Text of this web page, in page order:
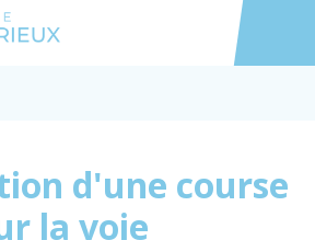
Accéder
d'une course
la voie